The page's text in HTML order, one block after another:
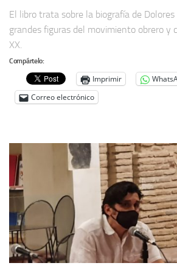
El libro trata sobre la biografía de
grandes figuras del movimiento obrero y
XX.
Compártelo:
Imprimir
Correo electrónico